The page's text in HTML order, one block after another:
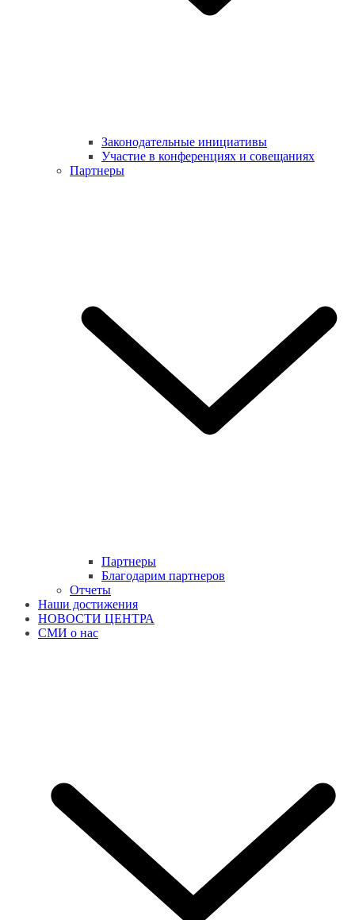
Законодательные инициативы
Участие в конференциях и совещаниях
Партнеры
Партнеры
Благодарим партнеров
Отчеты
Наши достижения
НОВОСТИ ЦЕНТРА
СМИ о нас